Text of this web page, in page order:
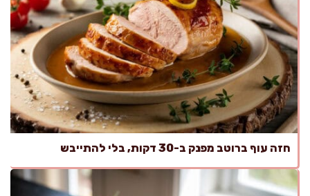
חזה עוף ברוטב מפנק ב-30 דקות, בלי להתייבש